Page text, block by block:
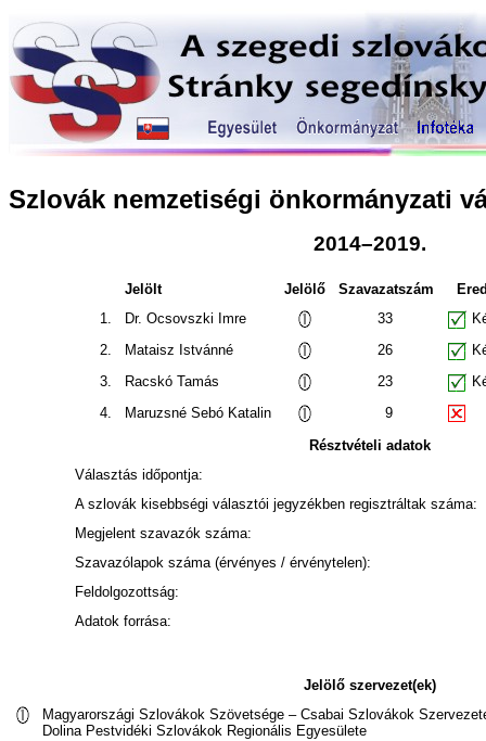
Szlovák nemzetiségi önkormányzati
2014–2019.
Jelölt Jelölő Szavazatszám
1.
Dr. Ocsovszki Imre 33
2.
Mataisz Istvánné 26
3.
Racskó Tamás 23
4.
Maruzsné Sebó Katalin
9
Résztvételi adatok
Választás időpontja:
A szlovák kisebbségi választói jegyzékben regisztráltak száma:
Megjelent szavazók száma:
Szavazólapok száma (érvényes / érvénytelen):
Feldolgozottság:
Adatok forrása:
Jelölő szervezet(ek)
Magyarországi Szlovákok Szövetsége – Csabai Szlovákok
Dolina Pestvidéki Szlovákok Regionális Egyesülete